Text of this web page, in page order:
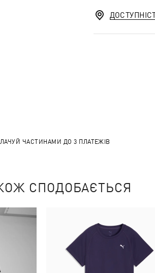
ЧАСТИНАМИ ДО 3 ПЛАТЕЖІВ
СПОДОБАЄТЬСЯ